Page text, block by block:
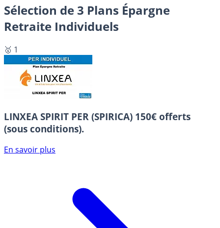
Sélection de 3 Plans Épargne
Retraite Individuels
🥇 1
LINXEA SPIRIT PER (SPIRICA) 150€ offerts
(sous conditions).
En savoir plus